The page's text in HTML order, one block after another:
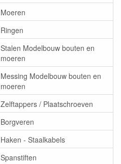
Moeren
Ringen
Stalen Modelbouw bouten en
moeren
Messing Modelbouw bouten en
moeren
Zelftappers / Plaatschroeven
Borgveren
Haken - Staalkabels
Spanstiften